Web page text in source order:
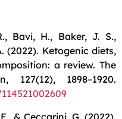
Bavi, H., Baker, J. S.,
(2022). Ketogenic diets,
a review. The
1898–1920.
& Ceccarini, G. (2022).